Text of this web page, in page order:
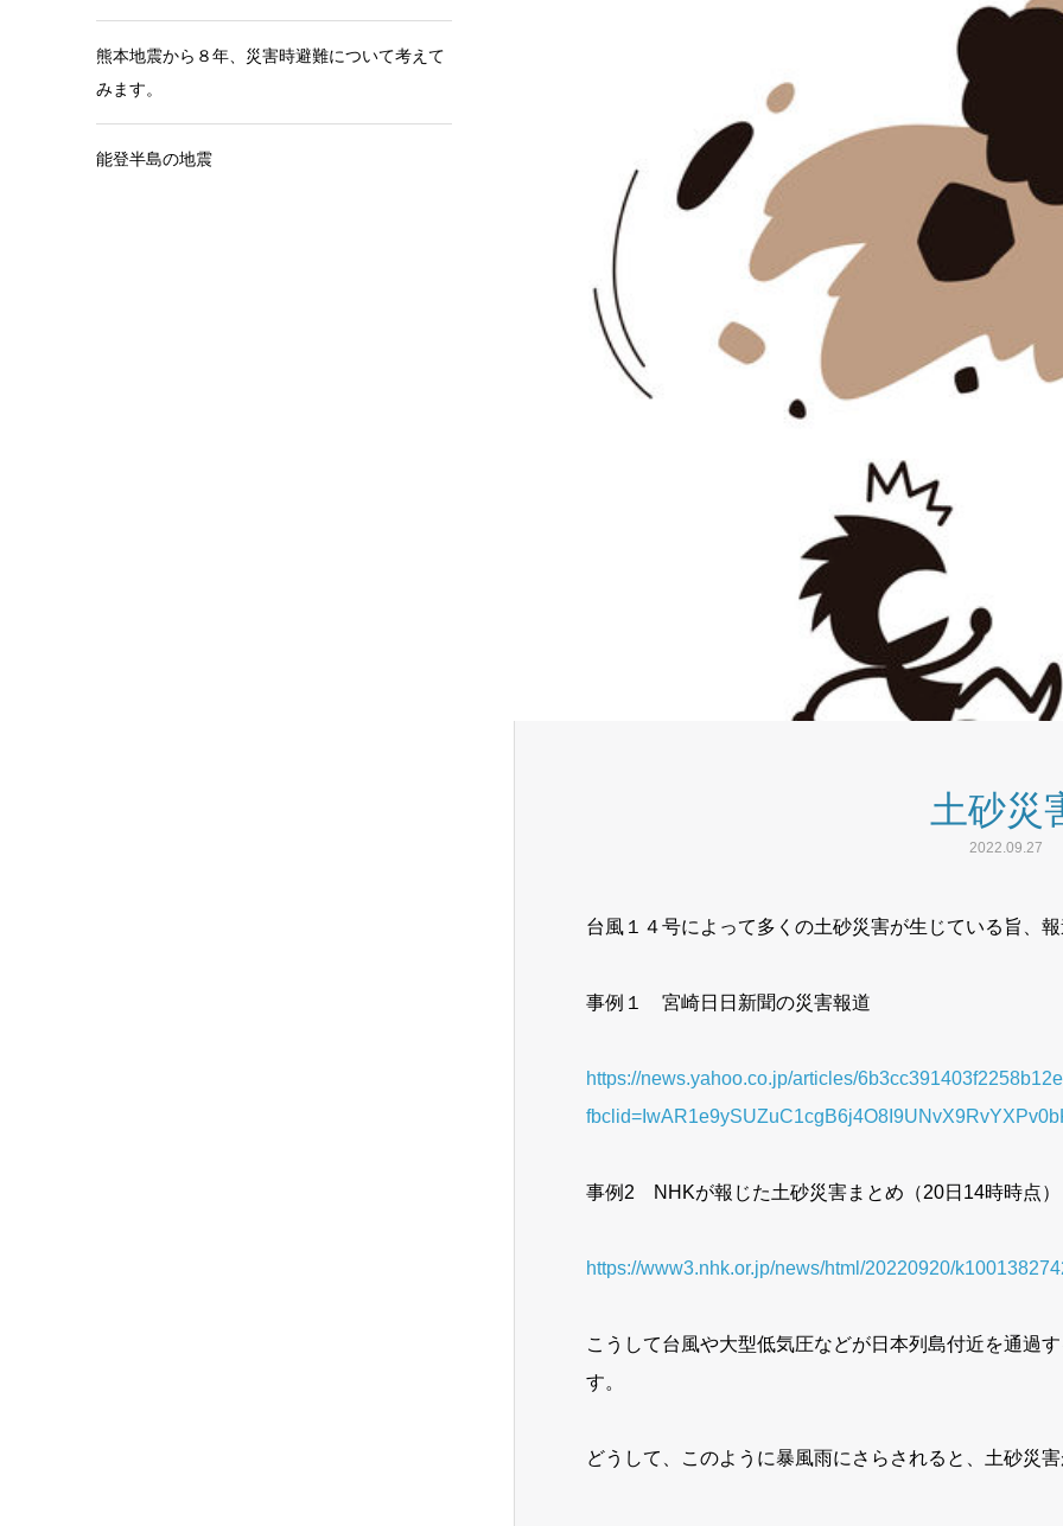
土砂災
2022.09.27
台風１４号によって多くの土砂災害が生じている旨、
事例１ 宮崎日日新聞の災害報道
https://news.yahoo.co.jp/articles/
事例2 NHKが報じた土砂災害まとめ（20日14時時点）
https://www3.nhk.or.jp/news/html/20220920/
こうして台風や大型低気圧などが日本列島付近を通過
す。
どうして、このように暴風雨にさらされると、土砂災
熊本地震から８年、災害時避難について考えて
みます。
能登半島の地震